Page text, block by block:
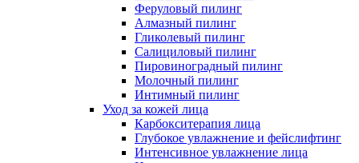
Феруловый пилинг
Алмазный пилинг
Гликолевый пилинг
Салициловый пилинг
Пировиноградный пилинг
Молочный пилинг
Интимный пилинг
Уход за кожей лица
Карбокситерапия лица
Глубокое увлажнение и фейслифтинг
Интенсивное увлажнение лица